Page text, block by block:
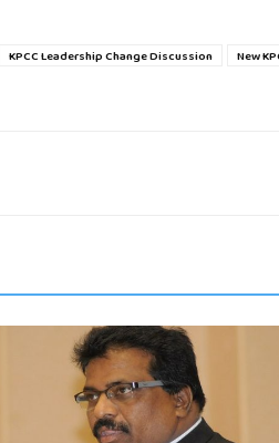
KPCC Leadership Change Discussion New